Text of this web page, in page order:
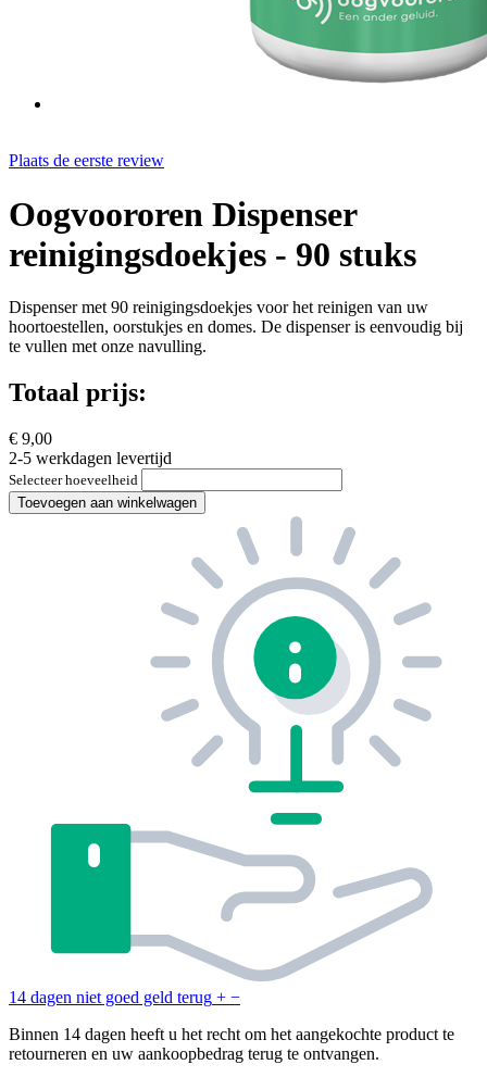
Plaats de eerste review
Oogvoororen Dispenser
reinigingsdoekjes - 90 stuks
Dispenser met 90 reinigingsdoekjes voor het reinigen van uw
hoortoestellen, oorstukjes en domes. De dispenser is eenvoudig bij
te vullen met onze navulling.
Totaal prijs:
€ 9,00
2-5 werkdagen levertijd
Selecteer hoeveelheid
Toevoegen aan winkelwagen
14 dagen niet goed geld terug + −
Binnen 14 dagen heeft u het recht om het aangekochte product te
retourneren en uw aankoopbedrag terug te ontvangen.